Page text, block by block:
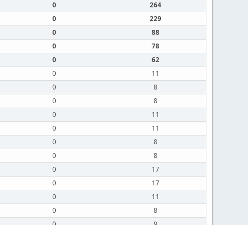
0
264
0
229
0
88
0
78
0
62
0
11
0
8
0
8
0
11
0
11
0
8
0
8
0
17
0
17
0
11
0
8